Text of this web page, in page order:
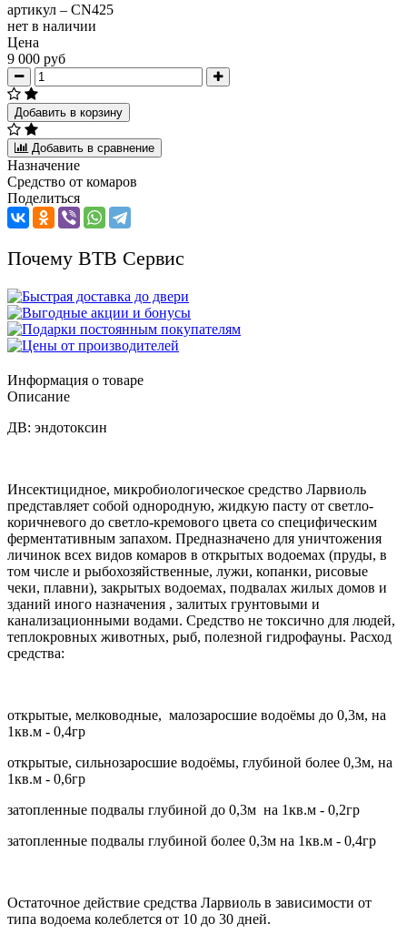
артикул – CN425
нет в наличии
Цена
9 000 руб
Добавить в корзину
Добавить в сравнение
Назначение
Средство от комаров
Поделиться
Почему ВТВ Сервис
Информация о товаре
Описание
ДВ: эндотоксин
Инсектицидное, микробиологическое средство Ларвиоль
представляет собой однородную, жидкую пасту от светло-
коричневого до светло-кремового цвета со специфическим
ферментативным запахом. Предназначено для уничтожения
личинок всех видов комаров в открытых водоемах (пруды, в
том числе и рыбохозяйственные, лужи, копанки, рисовые
чеки, плавни), закрытых водоемах, подвалах жилых домов и
зданий иного назначения , залитых грунтовыми и
канализационными водами. Средство не токсично для людей,
теплокровных животных, рыб, полезной гидрофауны. Расход
средства:
открытые, мелководные, малозаросшие водоёмы до 0,3м, на
1кв.м - 0,4гр
открытые, сильнозаросшие водоёмы, глубиной более 0,3м, на
1кв.м - 0,6гр
затопленные подвалы глубиной до 0,3м на 1кв.м - 0,2гр
затопленные подвалы глубиной более 0,3м на 1кв.м - 0,4гр
Остаточное действие средства Ларвиоль в зависимости от
типа водоема колеблется от 10 до 30 дней.